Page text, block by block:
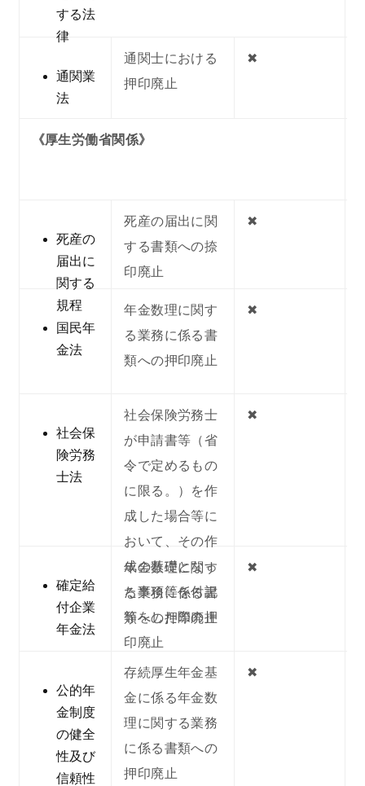
する法
律
通関業
法
通関士における
押印廃止
✖︎
《厚生労働省関係》
死産の
届出に
関する
規程
死産の届出に関
する書類への捺
印廃止
✖︎
国民年
金法
年金数理に関す
る業務に係る書
類への押印廃止
✖︎
社会保
険労務
士法
社会保険労務士
が申請書等（省
令で定めるもの
に限る。）を作
成した場合等に
おいて、その作
成の基礎となっ
た事項等を付記
等をした際の押
印廃止
✖︎
確定給
付企業
年金法
年金数理に関す
る業務に係る書
類への押印廃止
✖︎
公的年
金制度
の健全
性及び
信頼性
存続厚生年金基
金に係る年金数
理に関する業務
に係る書類への
押印廃止
✖︎